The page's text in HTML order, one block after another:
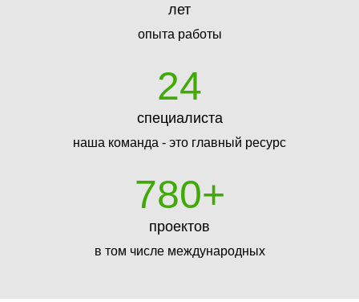
лет
опыта работы
24
специалиста
наша команда - это главный ресурс
780+
проектов
в том числе международных